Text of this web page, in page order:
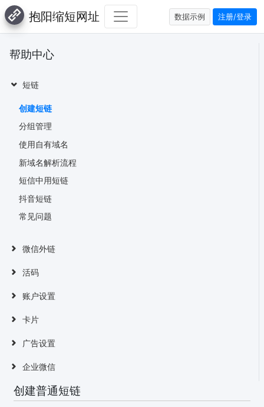
抱阳缩短网址 数据示例 注册/登录
帮助中心
短链
创建短链
分组管理
使用自有域名
新域名解析流程
短信中用短链
抖音短链
常见问题
微信外链
活码
账户设置
卡片
广告设置
企业微信
创建普通短链